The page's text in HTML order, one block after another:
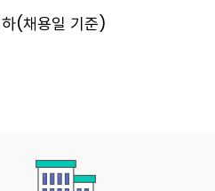
(채용일 기준)